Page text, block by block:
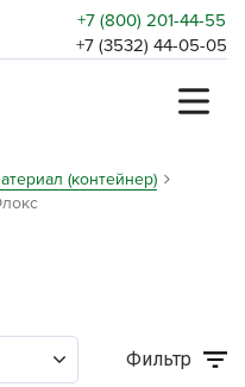
+7 (800) 201-44-55
+7 (3532) 44-05-05
(контейнер)
Фильтр